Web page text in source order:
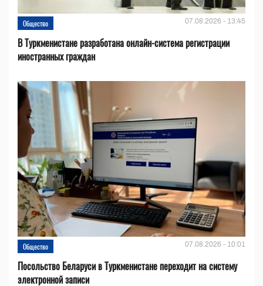
Общество 07.08.2026 - 13:45
В Туркменистане разработана онлайн-система регистрации
иностранных граждан
Общество 07.08.2026 - 10:01
Посольство Беларуси в Туркменистане переходит на систему
электронной записи